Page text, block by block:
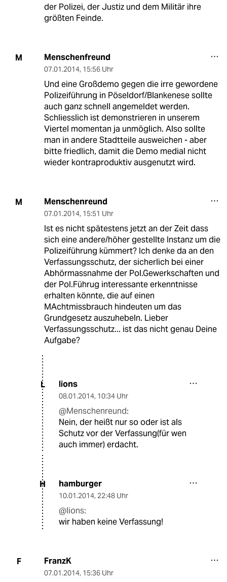
der Polizei, der Justiz und dem Militär ihre
größten Feinde.
M Menschenfreund
07.01.2014, 15:56 Uhr
Und eine Großdemo gegen die irre gewordene
Polizeiführung in Pöseldorf/Blankenese sollte
auch ganz schnell angemeldet werden.
Schliesslich ist demonstrieren in unserem
Viertel momentan ja unmöglich. Also sollte
man in andere Stadtteile ausweichen - aber
bitte friedlich, damit die Demo medial nicht
wieder kontraproduktiv ausgenutzt wird.
M Menschenreund
07.01.2014, 15:51 Uhr
Ist es nicht spätestens jetzt an der Zeit dass
sich eine andere/höher gestellte Instanz um die
Polizeiführung kümmert? Ich denke da an den
Verfassungsschutz, der sicherlich bei einer
Abhörmassnahme der Pol.Gewerkschaften und
der Pol.Führug interessante erkenntnisse
erhalten könnte, die auf einen
MAchtmissbrauch hindeuten um das
Grundgesetz auszuhebeln. Lieber
Verfassungsschutz... ist das nicht genau Deine
Aufgabe?
L lions
08.01.2014, 10:34 Uhr
@Menschenreund:
Nein, der heißt nur so oder ist als
Schutz vor der Verfassung(für wen
auch immer) erdacht.
H hamburger
10.01.2014, 22:48 Uhr
@lions:
wir haben keine Verfassung!
F FranzK
07.01.2014, 15:36 Uhr